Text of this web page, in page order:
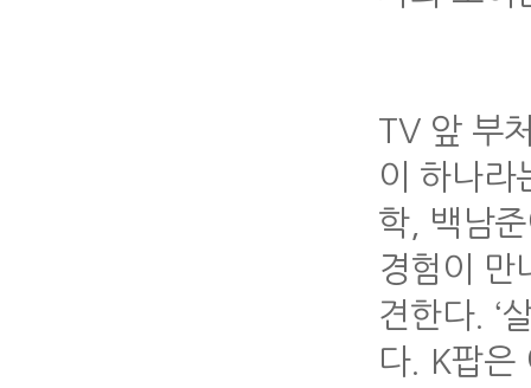
TV 앞 부
이 하나라
학, 백남
경험이 만
견한다. ‘
다. K팝은